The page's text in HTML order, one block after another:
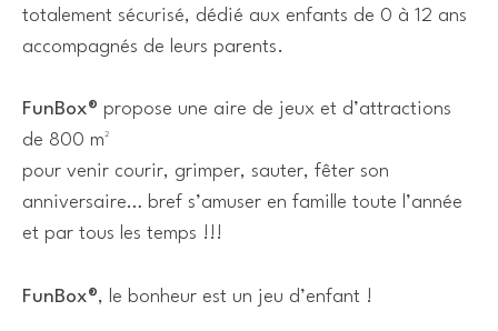
totalement sécurisé, dédié aux enfants de 0 à 12 ans
accompagnés de leurs parents.
FunBox® propose une aire de jeux et d’attractions
de 800 m²
pour venir courir, grimper, sauter, fêter son
anniversaire… bref s’amuser en famille toute l’année
et par tous les temps !!!
FunBox®, le bonheur est un jeu d’enfant !